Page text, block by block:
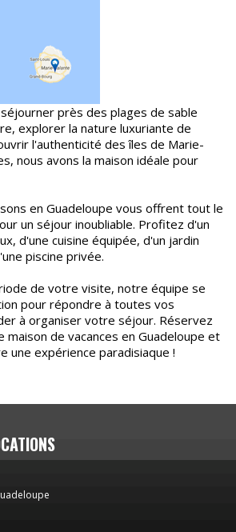
près des plages de sable
explorer la nature luxuriante de
l'authenticité des îles de Marie-
nous avons la maison idéale pour
en Guadeloupe vous offrent tout le
un séjour inoubliable. Profitez d'un
d'une cuisine équipée, d'un jardin
piscine privée.
de votre visite, notre équipe se
pour répondre à toutes vos
à organiser votre séjour. Réservez
de vacances en Guadeloupe et
une expérience paradisiaque !